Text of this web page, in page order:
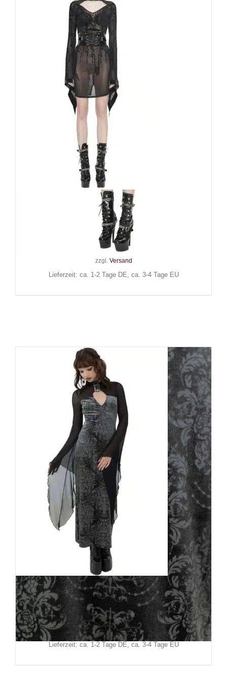
Devil Fashion Kleid Cyber
Geisha
99,90€
Inkl. MwSt.
zzgl. Versand
Lieferzeit: ca. 1-2 Tage DE, ca. 3-4 Tage EU
Killstar Kleid Forenoon Maxi
89,90€
Inkl. MwSt.
zzgl.Versand
Lieferzeit: ca. 1-2 Tage DE, ca. 3-4 Tage EU